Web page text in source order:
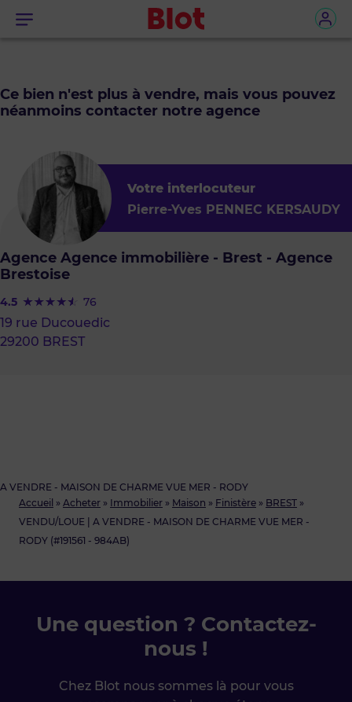
Menu
Accueil » Acheter » Immobilier » Maison » Finistère » BREST »
VENDU/LOUE | A VENDRE - MAISON DE CHARME VUE MER -
RODY (#191561 - 984AB)
A VENDRE - MAISON DE CHARME VUE MER - RODY
Ce bien n'est plus à vendre, mais vous pouvez
néanmoins contacter notre agence
Votre interlocuteur
Pierre-Yves PENNEC KERSAUDY
Agence Agence immobilière - Brest - Agence
Brestoise
4.5 76
19 rue Ducouedic
29200 BREST
Une question ? Contactez-
nous !
Chez Blot nous sommes là pour vous